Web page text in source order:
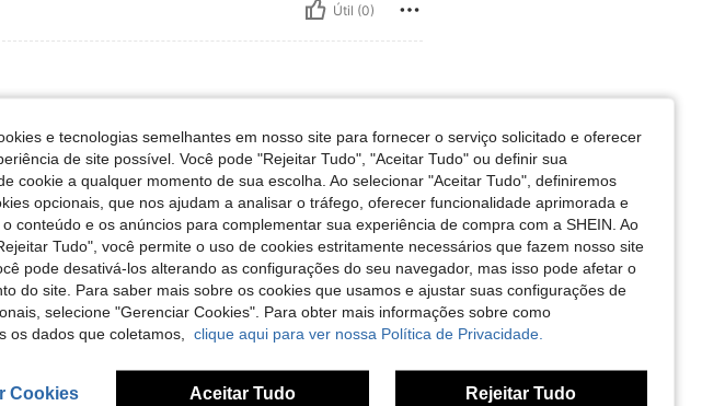
Útil (0)
Cintura: 78 cm / 31 in, Ancas: 110 cm / 43 in, Cor: Castanho Café, Tamanho: M
87 cm / 34 in Cintura:
78 cm / 31 in
Útil (0)
Avaliações
e tecnologias semelhantes em nosso site para fornecer o serviço solicitado e oferecer
de site possível. Você pode "Rejeitar Tudo", "Aceitar Tudo" ou definir sua
cookie a qualquer momento de sua escolha. Ao selecionar "Aceitar Tudo", definiremos
opcionais, que nos ajudam a analisar o tráfego, oferecer funcionalidade aprimorada e
conteúdo e os anúncios para complementar sua experiência de compra com a SHEIN. Ao
Tudo", você permite o uso de cookies estritamente necessários que fazem nosso site
pode desativá-los alterando as configurações do seu navegador, mas isso pode afetar o
do site. Para saber mais sobre os cookies que usamos e ajustar suas configurações de
selecione "Gerenciar Cookies". Para obter mais informações sobre como
os dados que coletamos, clique aqui para ver nossa Política de Privacidade.
Cookies Aceitar Tudo Rejeitar Tudo